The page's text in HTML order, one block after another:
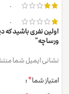
0
0
ورساچه”
نشانی ایمیل شما
امتیاز شما*